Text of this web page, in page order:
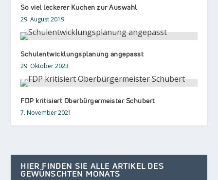
So viel leckerer Kuchen zur Auswahl
29. August 2019
Schulentwicklungsplanung angepasst
29. Oktober 2023
FDP kritisiert Oberbürgermeister Schubert
7. November 2021
HIER FINDEN SIE ALLE ARTIKEL DES
GEWÜNSCHTEN MONATS